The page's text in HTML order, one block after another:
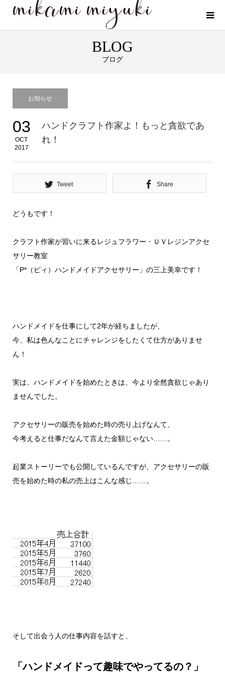
BLOG
ブログ
お知らせ
03
OCT
2017
ハンドクラフト作家よ！もっと貪欲であ
れ！
Tweet Share
どうもです！
クラフト作家が習いに来るレジュフラワー・ＵＶレジンアクセ
サリー教室
「P*（ピィ）ハンドメイドアクセサリー」の三上美幸です！
ハンドメイドを仕事にして2年が経ちましたが、
今、私は色んなことにチャレンジをしたくて仕方がありませ
ん！
実は、ハンドメイドを始めたときは、今より全然貪欲じゃあり
ませんでした。
アクセサリーの販売を始めた時の売り上げなんて、
今考えると仕事だなんて言えた金額じゃない……。
起業ストーリーでも公開しているんですが、アクセサリーの販
売を始めた時の私の売上はこんな感じ……。
そして出会う人の仕事内容を話すと、
「ハンドメイドって趣味でやってるの？」